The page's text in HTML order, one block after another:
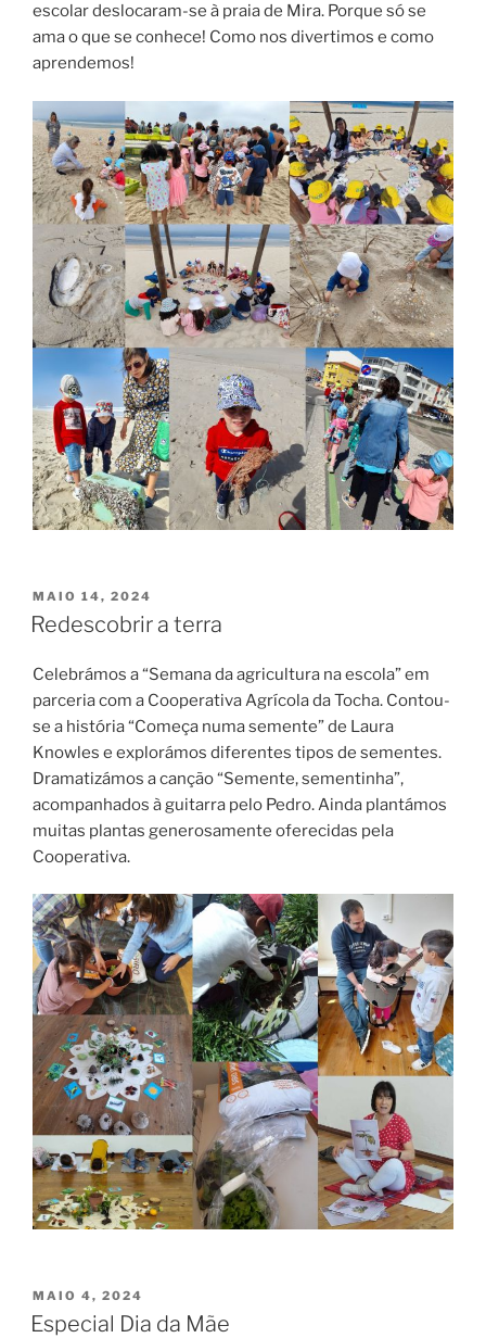
escolar deslocaram-se à praia de Mira. Porque só se
ama o que se conhece! Como nos divertimos e como
aprendemos!
PUBLICADO
EM
MAIO 14, 2024
Redescobrir a terra
Celebrámos a “Semana da agricultura na escola” em
parceria com a Cooperativa Agrícola da Tocha. Contou-
se a história “Começa numa semente” de Laura
Knowles e explorámos diferentes tipos de sementes.
Dramatizámos a canção “Semente, sementinha”,
acompanhados à guitarra pelo Pedro. Ainda plantámos
muitas plantas generosamente oferecidas pela
Cooperativa.
PUBLICADO
EM
MAIO 4, 2024
Especial Dia da Mãe